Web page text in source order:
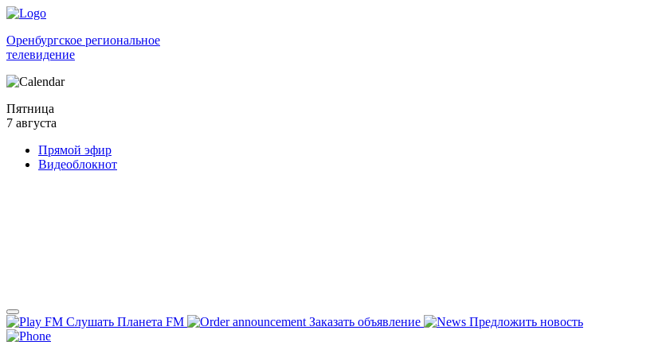
Оренбургское региональное
телевидение
Пятница
7 августа
Прямой эфир
Видеоблокнот
Слушать Планета FM Заказать объявление Предложить новость